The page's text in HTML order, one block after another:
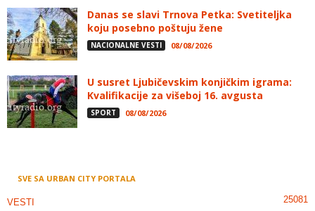
Danas se slavi Trnova Petka: Svetiteljka
koju posebno poštuju žene
NACIONALNE VESTI 08/08/2026
U susret Ljubičevskim konjičkim igrama:
Kvalifikacije za višeboj 16. avgusta
SPORT 08/08/2026
SVE SA URBAN CITY PORTALA
VESTI 25081